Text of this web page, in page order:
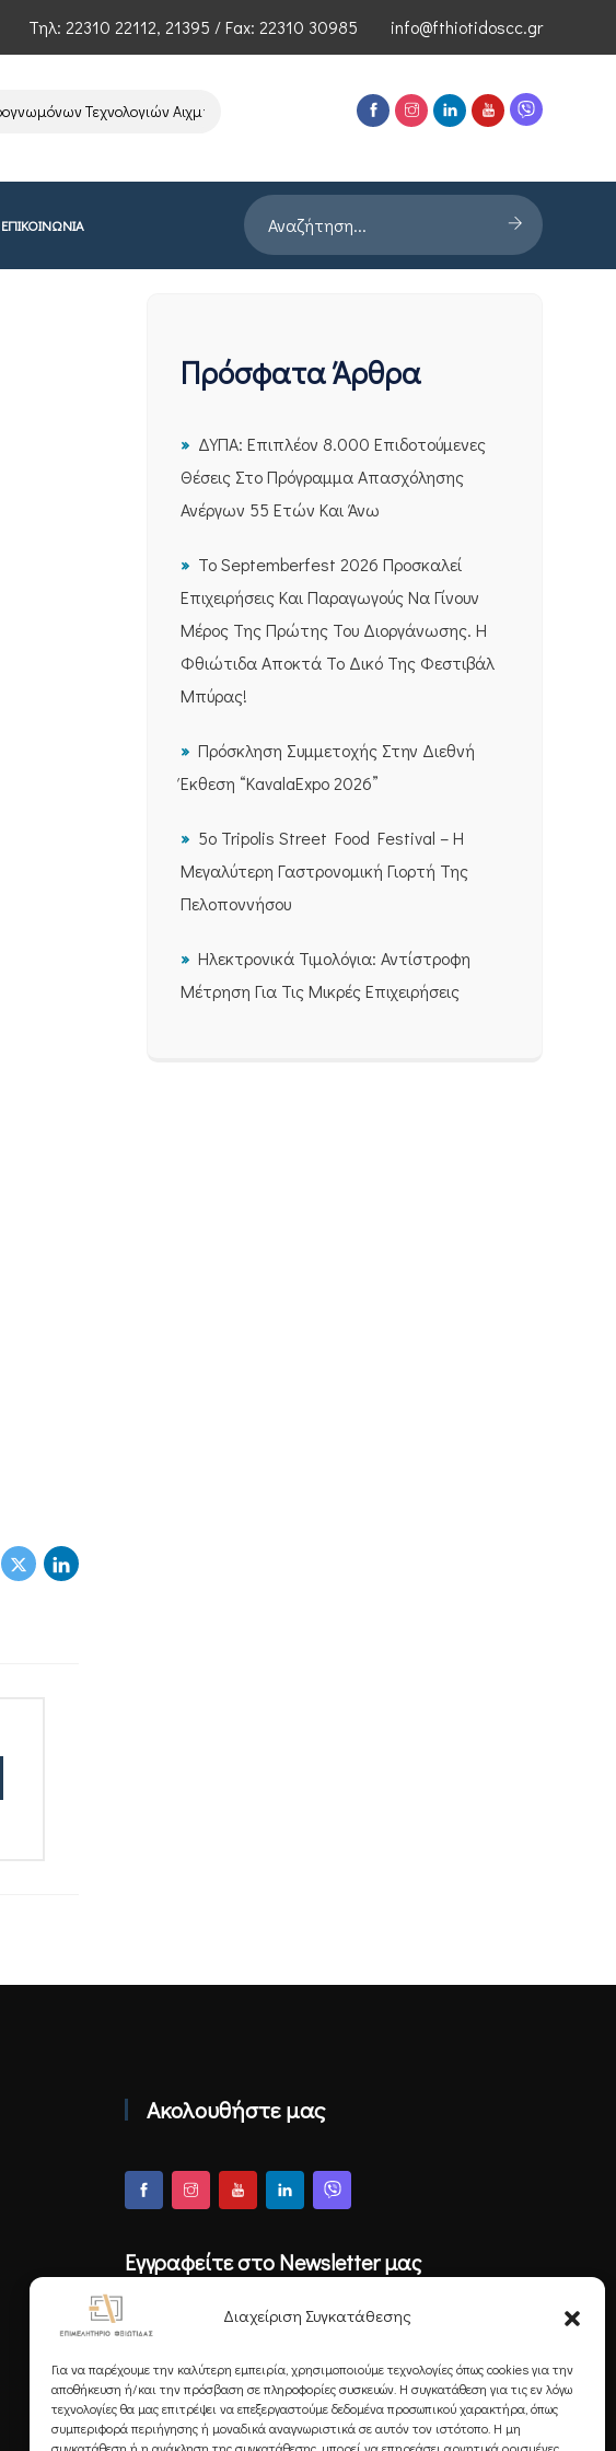
Διαχείριση Συγκατάθεσης
Για να παρέχουμε την καλύτερη εμπειρία, χρησιμοποιούμε τεχνολογίες όπως cookies για την
αποθήκευση ή/και την πρόσβαση σε πληροφορίες συσκευών. Η συγκατάθεση για τις εν λόγω
τεχνολογίες θα μας επιτρέψει να επεξεργαστούμε δεδομένα προσωπικού χαρακτήρα, όπως
συμπεριφορά περιήγησης ή μοναδικά αναγνωριστικά σε αυτόν τον ιστότοπο. Η μη
Τηλ: 22310 22112, 21395 / Fax: 22310 30985 info@fthiotidoscc.gr
Τεχνολογιών Αιχμής του ΕΦΕΠΑΕ Παρουσίαση Έρευνας PRORATA για την
ΕΠΙΚΟΙΝΩΝΊΑ
Πρόσφατα Άρθρα
ΔΥΠΑ: Επιπλέον 8.000 Επιδοτούμενες
Θέσεις Στο Πρόγραμμα Απασχόλησης
Ανέργων 55 Ετών Και Άνω
Το Septemberfest 2026 Προσκαλεί
Επιχειρήσεις Και Παραγωγούς Να Γίνουν
Μέρος Της Πρώτης Του Διοργάνωσης. Η
Φθιώτιδα Αποκτά Το Δικό Της Φεστιβάλ
Μπύρας!
Πρόσκληση Συμμετοχής Στην Διεθνή
Έκθεση “KavalaExpo 2026”
5ο Tripolis Street Food Festival – Η
Μεγαλύτερη Γαστρονομική Γιορτή Της
Πελοποννήσου
Ηλεκτρονικά Τιμολόγια: Αντίστροφη
Μέτρηση Για Τις Μικρές Επιχειρήσεις
Ακολουθήστε μας
Εγγραφείτε στο Newsletter μας
Εγγραφή